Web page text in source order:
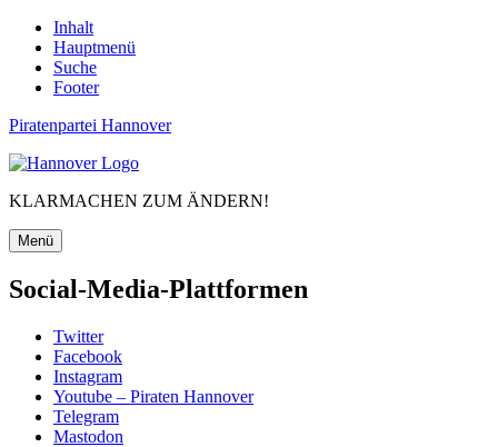
Inhalt
Hauptmenü
Suche
Footer
Piratenpartei Hannover
KLARMACHEN ZUM ÄNDERN!
Menü
Social-Media-Plattformen
Twitter
Facebook
Instagram
Youtube – Piraten Hannover
Telegram
Mastodon